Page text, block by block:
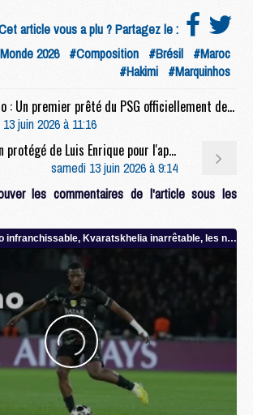
article vous a plu ? Partagez le :
2026 #Composition #Brésil #Maroc
#Hakimi #Marquinhos
Mercato : Un premier prêté du PSG officiellement de retour
juin 2026 à 11:16
Mercato : Un ancien protégé de Luis Enrique pour l'après-Barcola ?
samedi 13 juin 2026 à 9:14
les commentaires de l'article sous les